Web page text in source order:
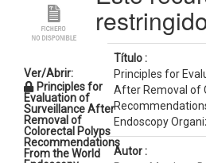
Ver/Abrir:
Principles for
Evaluation of
Surveillance After
Removal of
Colorectal Polyps
Recommendations
From the World
Título :
Principles for
After Removal of
Endoscopy
Autor :